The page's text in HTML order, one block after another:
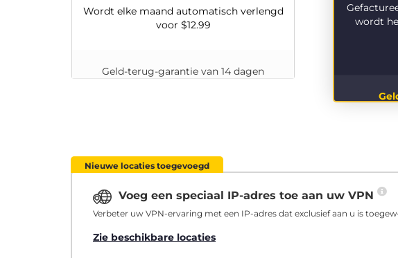
wordt
Wordt elke maand automatisch verlengd
voor $12.99
Geld-terug-garantie van 14 dagen
Nieuwe locaties toegevoegd
Voeg een speciaal IP-adres toe aan uw VPN
Verbeter uw VPN-ervaring met een IP-adres dat exclusief aan u is
Zie beschikbare locaties